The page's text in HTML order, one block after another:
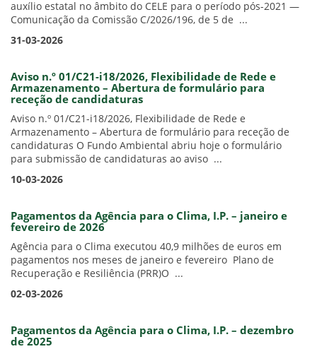
auxílio estatal no âmbito do CELE para o período pós-2021 —
Comunicação da Comissão C/2026/196, de 5 de ...
31-03-2026
Aviso n.º 01/C21-i18/2026, Flexibilidade de Rede e
Armazenamento – Abertura de formulário para
receção de candidaturas
Aviso n.º 01/C21-i18/2026, Flexibilidade de Rede e
Armazenamento – Abertura de formulário para receção de
candidaturas O Fundo Ambiental abriu hoje o formulário
para submissão de candidaturas ao aviso ...
10-03-2026
Pagamentos da Agência para o Clima, I.P. – janeiro e
fevereiro de 2026
Agência para o Clima executou 40,9 milhões de euros em
pagamentos nos meses de janeiro e fevereiro Plano de
Recuperação e Resiliência (PRR)O ...
02-03-2026
Pagamentos da Agência para o Clima, I.P. – dezembro
de 2025